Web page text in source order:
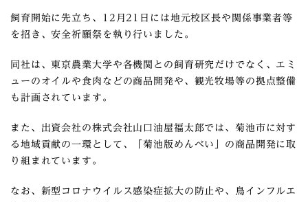
飼育開始に先立ち、12月21日には地元校区長や関係事業者等
を招き、安全祈願祭を執り行いました。
同社は、東京農業大学や各機関との飼育研究だけでなく、エミ
ューのオイルや食肉などの商品開発や、観光牧場等の拠点整備
も計画されています。
また、出資会社の株式会社山口油屋福太郎では、菊池市に対す
る地域貢献の一環として、「菊池版めんべい」の商品開発に取
り組まれています。
なお、新型コロナウイルス感染症拡大の防止や、鳥インフルエ